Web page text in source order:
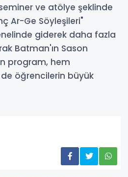
ve atölye şeklinde
Ar-Ge Söyleşileri"
giderek daha fazla
Batman'ın Sason
program, hem
öğrencilerin büyük